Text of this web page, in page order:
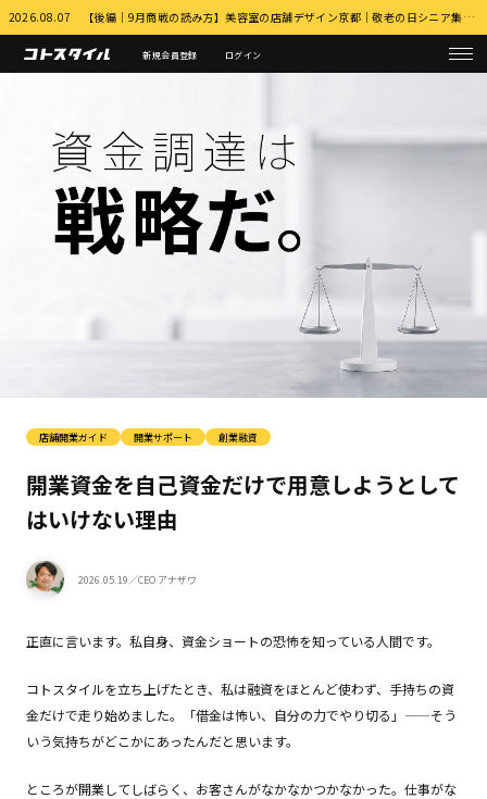
2026.08.07 【後編｜9月商戦の読み方】美容室の店舗デザイン京都｜敬老の日シニア集客とふるさと納税・MEO対策 詳細はこちら
新規会員登録 ログイン
店舗開業ガイド 開業サポート 創業融資
開業資金を自己資金だけで用意しようとして
はいけない理由
2026.05.19／CEO アナザワ
正直に言います。私自身、資金ショートの恐怖を知っている人間です。
コトスタイルを立ち上げたとき、私は融資をほとんど使わず、手持ちの資
金だけで走り始めました。「借金は怖い、自分の力でやり切る」——そう
いう気持ちがどこかにあったんだと思います。
ところが開業してしばらく、お客さんがなかなかつかなかった。仕事がな